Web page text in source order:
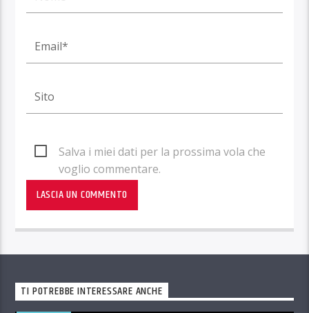
Salva i miei dati per la prossima vola che
voglio commentare.
TI POTREBBE INTERESSARE ANCHE